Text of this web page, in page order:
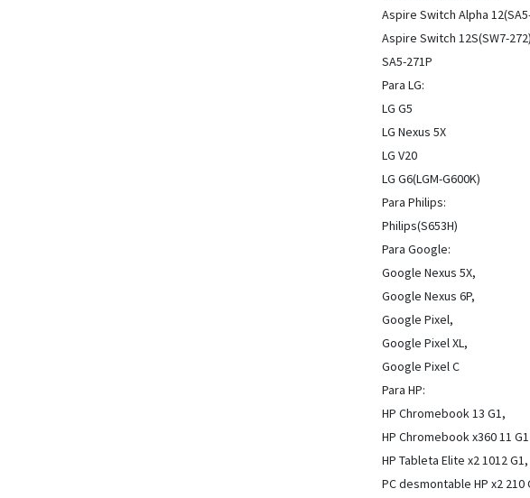
Aspire Switch Alpha
Aspire Switch 12S(SW7-
SA5-271P
Para LG:
LG G5
LG Nexus 5X
LG V20
LG G6(LGM-G600K)
Para Philips:
Philips(S653H)
Para Google:
Google Nexus 5X,
Google Nexus 6P,
Google Pixel,
Google Pixel XL,
Google Pixel C
Para HP:
HP Chromebook 13 G1,
HP Chromebook x360 11 G1
HP Tableta Elite x2 1012 G1,
PC desmontable HP x2 210